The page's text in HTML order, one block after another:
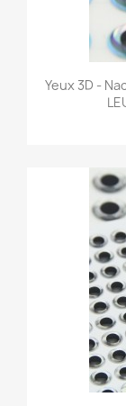
Yeux 3D -